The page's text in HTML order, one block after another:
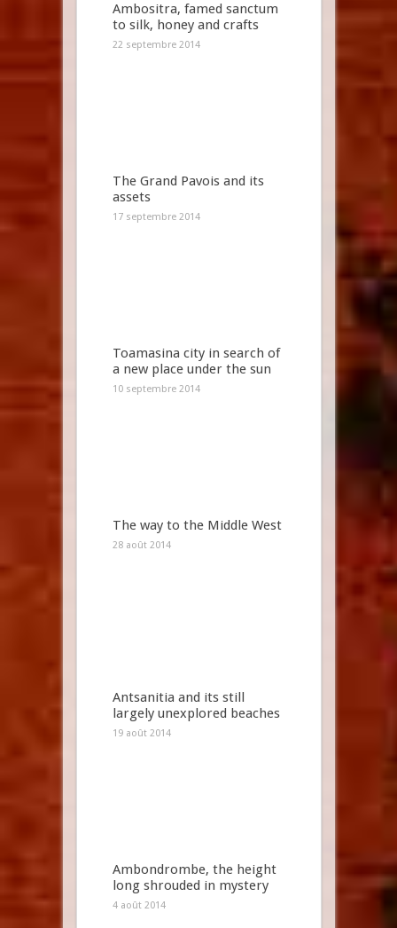
Ambositra, famed sanctum
to silk, honey and crafts
22 septembre 2014
The Grand Pavois and its
assets
17 septembre 2014
Toamasina city in search of
a new place under the sun
10 septembre 2014
The way to the Middle West
28 août 2014
Antsanitia and its still
largely unexplored beaches
19 août 2014
Ambondrombe, the height
long shrouded in mystery
4 août 2014